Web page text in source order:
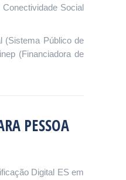
Social
(Sistema Público de
(Financiadora de
PESSOA
Digital ES em